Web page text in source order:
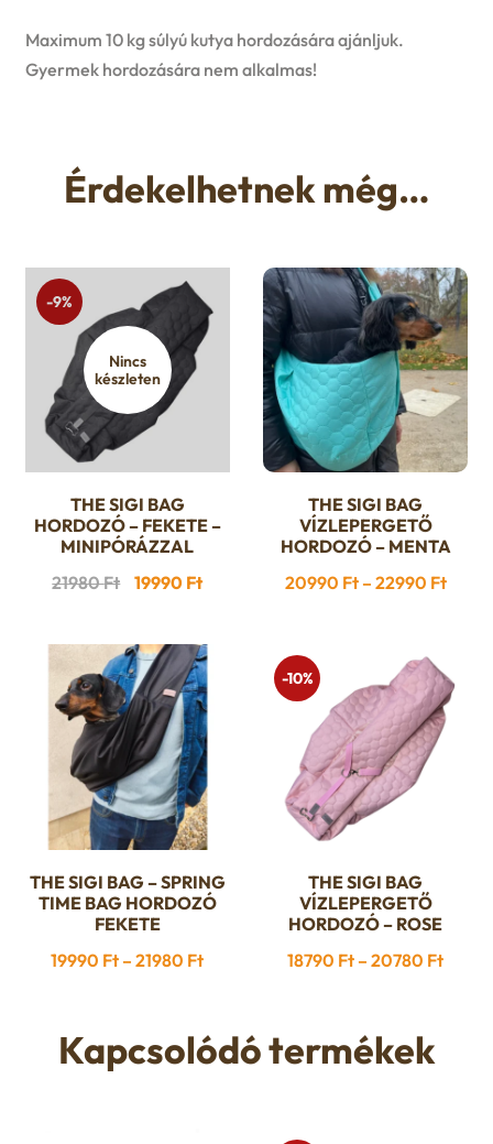
Maximum 10 kg súlyú kutya hordozására ajánljuk.
Gyermek hordozására nem alkalmas!
Érdekelhetnek még…
Nincs
készleten
-9%
THE SIGI BAG
HORDOZÓ – FEKETE –
MINIPÓRÁZZAL
21980Ft Original
was:
21980 Ft.
19990 FtCurrent
is:
19990 Ft.
Ennek
a
A
változatok
a
termékoldalon
választhatók
THE SIGI BAG
VÍZLEPERGETŐ
HORDOZÓ – MENTA
20990 Ft – 22990 Ft
Ennek
a
több
A
THE SIGI BAG – SPRING
TIME BAG HORDOZÓ
FEKETE
19990 Ft – 21980 FtÁrtartomány:
21980 Ft
-10%
Ennek
a
több
van.
A
THE SIGI BAG
VÍZLEPERGETŐ
HORDOZÓ – ROSE
18790 Ft – 20780 Ft
Kapcsolódó termékek